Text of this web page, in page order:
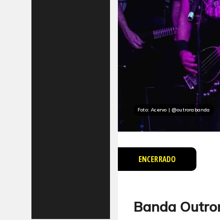
Foto: Acervo | @outrorabanda
ENCERRADO
Banda